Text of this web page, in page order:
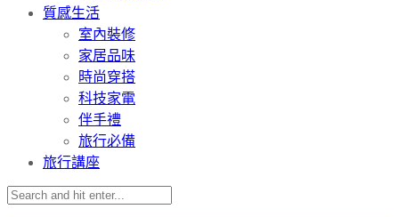
質感生活
室內裝修
家居品味
時尚穿搭
科技家電
伴手禮
旅行必備
旅行講座